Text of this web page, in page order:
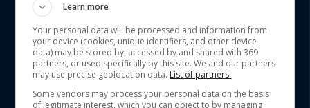
Learn more
Your personal data will be processed and information from
your device (cookies, unique identifiers, and other device
data) may be stored by, accessed by and shared with 369
partners, or used specifically by this site. We and our partners
may use precise geolocation data. List of partners.
Some vendors may process your personal data on the basis
of legitimate interest, which you can object to by managing